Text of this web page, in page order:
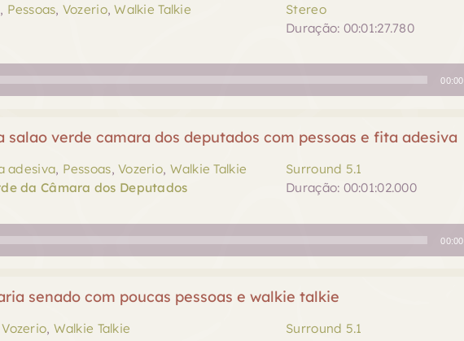
, Pessoas, Vozerio,Walkie Talkie
Stereo
Duração: 00:01:27.780
00:00
salao verde camara dos deputados com pessoas e fita adesiva
adesiva, Pessoas,Vozerio, Walkie Talkie
da Câmara dos Deputados
Surround 5.1
Duração: 00:01:02.000
00:00
senado com poucas pessoas e walkie talkie
Vozerio, Walkie Talkie
Surround 5.1